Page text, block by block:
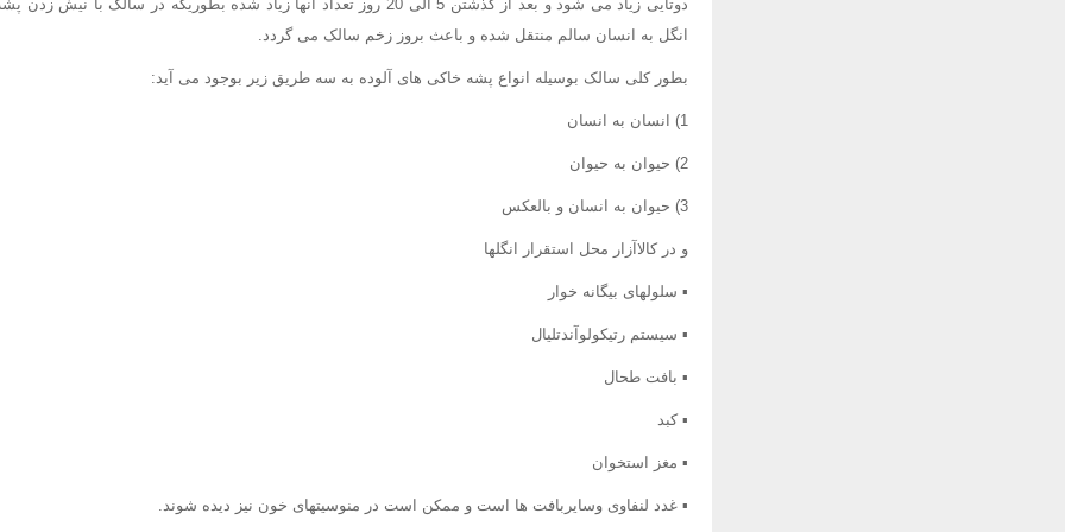
دوتایی زیاد می شود و بعد از گذشتن 5 الی 20 روز تعداد آنها زیاد شده بطوریکه در سالک
انگل به انسان سالم منتقل شده و باعث بروز زخم سالک می گردد.
بطور کلی سالک بوسیله انواع پشه خاکی های آلوده به سه طریق زیر بوجود می آید:
1) انسان به انسان
2) حیوان به حیوان
3) حیوان به انسان و بالعکس
و در کالاآزار محل استقرار انگلها
▪ سلولهای بیگانه خوار
▪ سیستم رتیکولوآندتلیال
▪ بافت طحال
▪ کبد
▪ مغز استخوان
▪ غدد لنفاوی وسایربافت ها است و ممکن است در منوسیتهای خون نیز دیده شوند.